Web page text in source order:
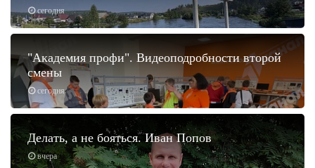
сегодня
сегодня
"Академия профи". Видеоподробности второй
смены
вчера
Делать, а не бояться. Иван Попов